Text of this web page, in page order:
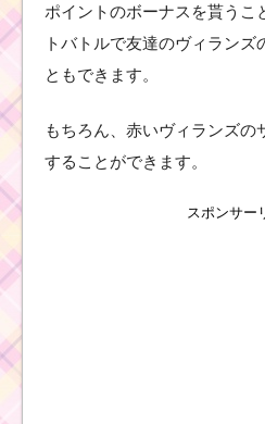
ポイントのボーナスを貰うこ
トバトルで友達のヴィランズ
ともできます。
もちろん、赤いヴィランズの
することができます。
スポンサー